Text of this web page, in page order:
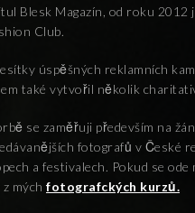
Blesk Magazín, od roku 2012
Club.
úspěšných reklamních
také vytvořil několik
se zaměřuji především na
fotografů v České
a festivalech. Pokud se
mých fotografckých kurzů.